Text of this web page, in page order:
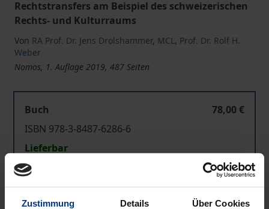
Zustimmung Details Über Cookies
Rechtstransfers am Beispiel des schweizerischen
Rechts- und Kulturraums
Von RA Prof. Dr. Jens Drolshammer, MCL, Prof. Dr. Rolf H.
Weber
Nomos, 1. Auflage 2019, 487 Seiten
Buch
78,00 €
ISBN 978-3-8487-6286-6
Lieferbar
Preisangaben inkl. MwSt. Abhängig von der Lieferadresse
kann die MwSt. an der Kasse variieren.